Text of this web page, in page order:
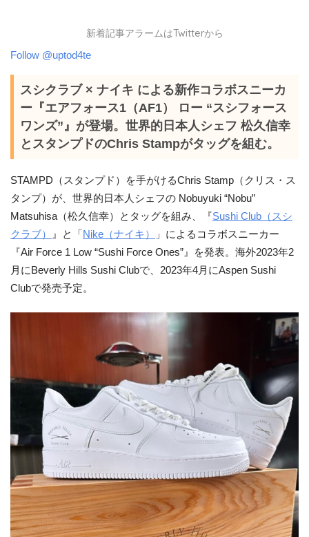
新着記事アラームはTwitterから
Follow @uptod4te
スシクラブ × ナイキ による新作コラボスニーカ
ー『エアフォース1（AF1） ロー “スシフォース
ワンズ”』が登場。世界的日本人シェフ 松久信幸
とスタンプドのChris Stampがタッグを組む。
STAMPD（スタンプド）を手がけるChris Stamp（クリス・ス
タンプ）が、世界的日本人シェフの Nobuyuki “Nobu”
Matsuhisa（松久信幸）とタッグを組み、『Sushi Club（スシ
クラブ）
』と「 Nike（ナイキ）
」によるコラボスニーカー
『Air Force 1 Low “Sushi Force Ones”』を発表。海外2023年2
月にBeverly Hills Sushi Clubで、2023年4月にAspen Sushi
Clubで発売予定。